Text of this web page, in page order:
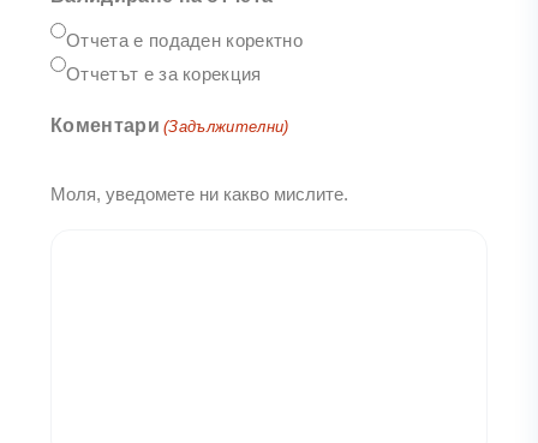
Отчета е подаден коректно
Отчетът е за корекция
Коментари (Задължителни)
Моля, уведомете ни какво мислите.